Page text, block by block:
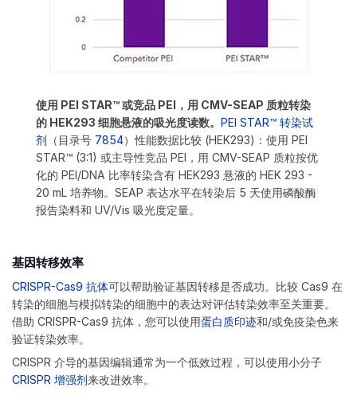
使用 PEI STAR™ 或竞品 PEI，用 CMV-SEAP 质粒转染
的 HEK293 细胞悬液的吸光度读数。 PEI STAR™ 转染试
剂 （目录号 7854）性能数据比较 (HEK293)：使用 PEI
STAR™ (3:1) 或主导性竞品 PEI，用 CMV-SEAP 质粒按优
化的 PEI/DNA 比率转染含有 HEK293 悬液的 HEK 293 -
20 mL 培养物。SEAP 表达水平在转染后 5 天使用磷酸酶
报告染料和 UV/Vis 吸光度定量。
基因转移效率
CRISPR-Cas9 抗体可以帮助验证基因转移是否成功。比较 Cas9 在
转染的细胞与模拟转染的细胞中的表达对评估转染效率至关重要。
借助 CRISPR-Cas9 抗体，您可以使用蛋白质印迹和/或免疫染色来
验证转染效率。
CRISPR 介导的基因编辑通常为一个低效过程，可以使用小分子
CRISPR 增强剂来改进效率。